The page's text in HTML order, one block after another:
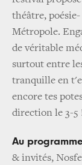
théâtre, poésie-
Métropole.
de véritable
surtout entre
tranquille en
encore tes
direction le 3-5
Au
& invités,